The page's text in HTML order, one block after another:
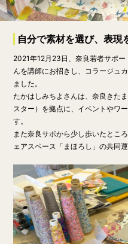
自分で素材を選び、表現
2021年12月23日、奈良若者サポ
んを講師にお招きし、コラージュ
ました。
たかはしみちよさんは、奈良きた
スター）を拠点に、イベントやワ
す。
また奈良サポから少し歩いたとこ
ェアスペース「まほろし」の共同